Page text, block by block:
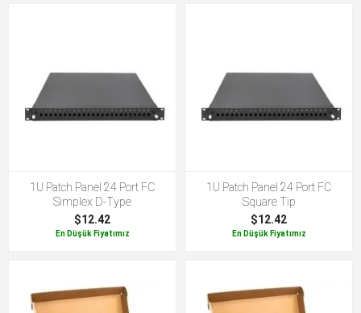
1U Patch Panel 24 Port FC
Simplex D-Type
$12.42
En Düşük Fiyatımız
1U Patch Panel 24 Port FC
Square Tip
$12.42
En Düşük Fiyatımız